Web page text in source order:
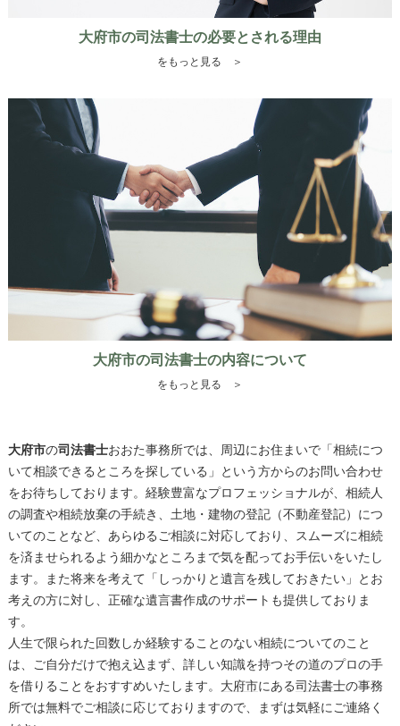
大府市の司法書士の必要とされる理由
をもっと見る ＞
大府市の司法書士の内容について
をもっと見る ＞
大府市の司法書士おおた事務所では、周辺にお住まいで「相続につ
いて相談できるところを探している」という方からのお問い合わせ
をお待ちしております。経験豊富なプロフェッショナルが、相続人
の調査や相続放棄の手続き、土地・建物の登記（不動産登記）につ
いてのことなど、あらゆるご相談に対応しており、スムーズに相続
を済ませられるよう細かなところまで気を配ってお手伝いをいたし
ます。また将来を考えて「しっかりと遺言を残しておきたい」とお
考えの方に対し、正確な遺言書作成のサポートも提供しておりま
す。
人生で限られた回数しか経験することのない相続についてのこと
は、ご自分だけで抱え込まず、詳しい知識を持つその道のプロの手
を借りることをおすすめいたします。 大府市にある司法書士の事務
所では無料でご相談に応じておりますので、まずは気軽にご連絡く